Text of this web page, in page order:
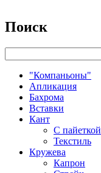
Поиск
"Компаньоны"
Апликация
Бахрома
Вставки
Кант
С пайеткой
Текстиль
Кружева
Капрон